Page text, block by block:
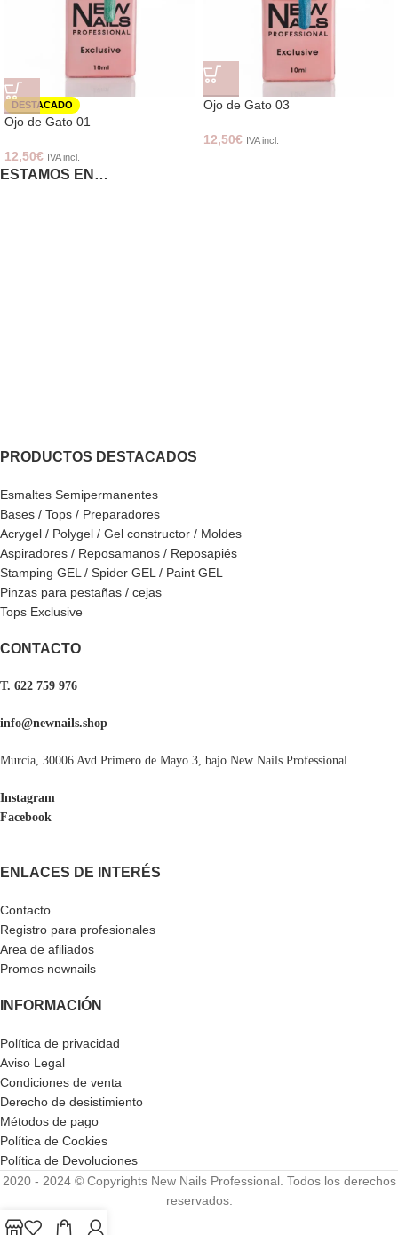
DESTACADO
Ojo de Gato 01
12,50€ IVA incl.
Ojo de Gato 03
12,50€ IVA incl.
ESTAMOS EN…
PRODUCTOS DESTACADOS
Esmaltes Semipermanentes
Bases / Tops / Preparadores
Acrygel / Polygel / Gel constructor / Moldes
Aspiradores / Reposamanos / Reposapiés
Stamping GEL / Spider GEL / Paint GEL
Pinzas para pestañas / cejas
Tops Exclusive
CONTACTO
T. 622 759 976
info@newnails.shop
Murcia, 30006 Avd Primero de Mayo 3, bajo New Nails Professional
Instagram
Facebook
ENLACES DE INTERÉS
Contacto
Registro para profesionales
Area de afiliados
Promos newnails
INFORMACIÓN
Política de privacidad
Aviso Legal
Condiciones de venta
Derecho de desistimiento
Métodos de pago
Política de Cookies
Política de Devoluciones
2020 - 2024 © Copyrights New Nails Professional. Todos los derechos
reservados.